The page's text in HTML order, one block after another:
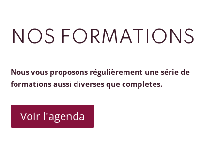
NOS FORMATIONS
Nous vous proposons régulièrement une série de
formations aussi diverses que complètes.
Voir l'agenda